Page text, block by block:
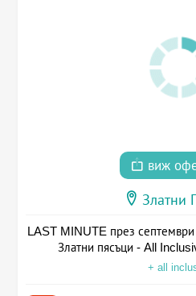
виж
Златни
LAST MINUTE през
Златни пясъци - All
+ all